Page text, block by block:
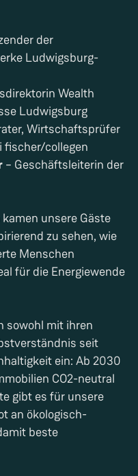
der
Ludwigsburg-
Wealth
Management der Kreissparkasse Ludwigsburg
Wirtschaftsprüfer
– Geschäftsleiterin der
unsere Gäste
zu sehen, wie
Menschen
für die Energiewende
sowohl mit ihren
seit
ein: Ab 2030
CO2-neutral
gibt es für unsere
an ökologisch-
beste